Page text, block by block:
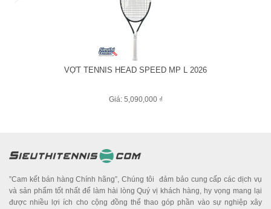
VỢT TENNIS HEAD SPEED MP L 2026
Giá: 5,090,000 ₫
”Cam kết bán hàng Chính hãng”, Chúng tôi đảm bảo cung cấp các dịch vụ
và sản phẩm tốt nhất để làm hài lòng Quý vị khách hàng, hy vọng mang lại
được nhiều lợi ích cho cộng đồng thể thao góp phần vào sự nghiệp xây